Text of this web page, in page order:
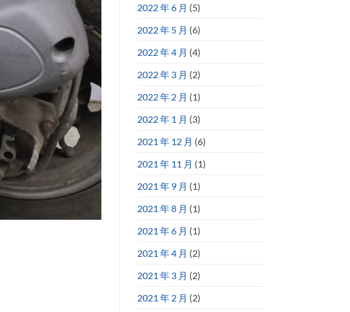
2022 年 6 月 (5)
2022 年 5 月 (6)
2022 年 4 月 (4)
2022 年 3 月 (2)
2022 年 2 月 (1)
2022 年 1 月 (3)
2021 年 12 月 (6)
2021 年 11 月 (1)
2021 年 9 月 (1)
2021 年 8 月 (1)
2021 年 6 月 (1)
2021 年 4 月 (2)
2021 年 3 月 (2)
2021 年 2 月 (2)